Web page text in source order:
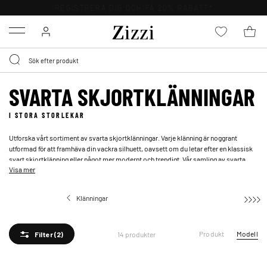
Menu
SVARTA SKJORTKLÄNNINGAR
I STORA STORLEKAR
Utforska vårt sortiment av svarta skjortklänningar. Varje klänning är noggrant
utformad för att framhäva din vackra silhuett, oavsett om du letar efter en klassisk
svart skjortklänning eller något mer modernt och trendigt. Vår samling av svarta
skjortklänningar i stora storlekar erbjuder en oöverträffad variation, från
kolla in hela vårt utbud av vackra
Visa mer
Klänningar Skjortklänningar
Filter(2) 14 produkter Produkt Modell